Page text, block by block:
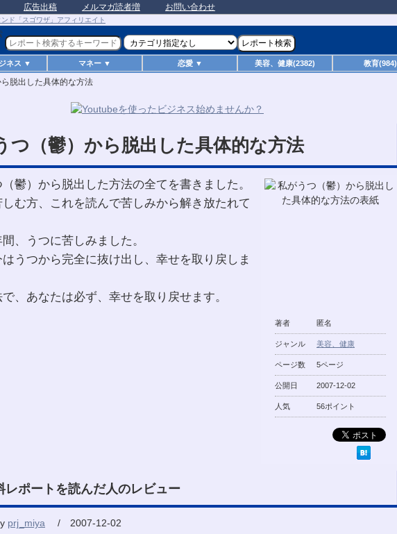
広告出稿 メルマガ読者増 お問い合わせ
ネス ▼ マネー ▼ 恋愛 ▼ 美容、健康(2382) 教育(984)
脱出した具体的な方法
つ（鬱）から脱出した具体的な方法
著者 匿名
ジャンル 美容、健康
ページ数 5ページ
公開日 2007-12-02
人気 56ポイント
鬱）から脱出した方法の全てを書きました。
しむ方、これを読んで苦しみから解き放たれて
、うつに苦しみました。
うつから完全に抜け出し、幸せを取り戻しま
、あなたは必ず、幸せを取り戻せます。
レポートを読んだ人のレビュー
prj_miya / 2007-12-02